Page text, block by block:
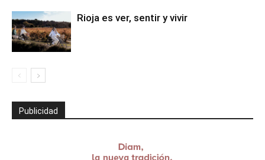
Rioja es ver, sentir y vivir
Publicidad